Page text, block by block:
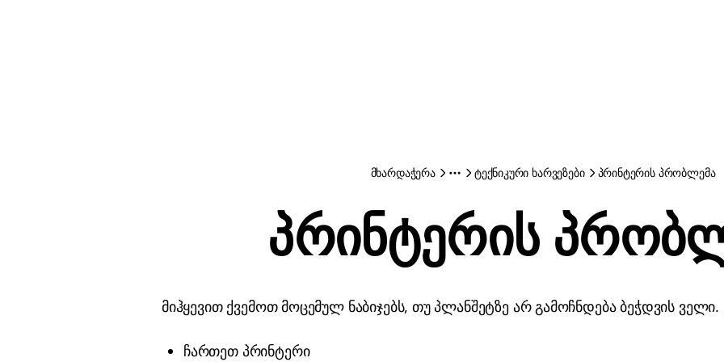
მხარდაჭერა ტექნიკური ხარვეზები პრინტერის პრობლემა
პრინტერის
მიჰყევით ქვემოთ მოცემულ ნაბიჯებს, თუ პლანშეტზე არ გამოჩნდება ბეჭდვის ველი.
ჩართეთ პრინტერი